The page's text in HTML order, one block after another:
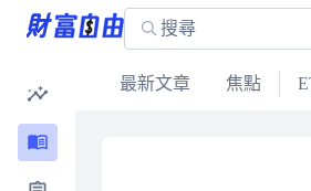
最新文章 焦點